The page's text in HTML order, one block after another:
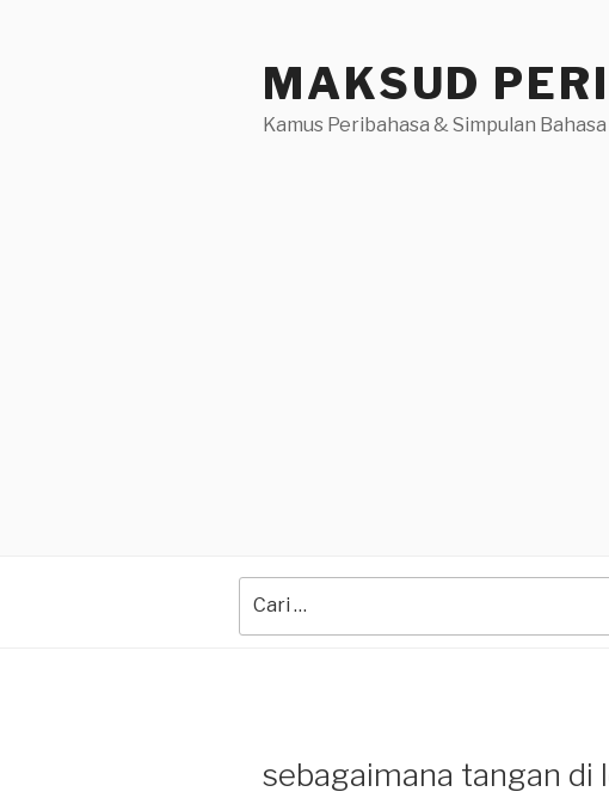
MAKSUD
Kamus Peribahasa & Simpulan
for:
sebagaimana tangan di